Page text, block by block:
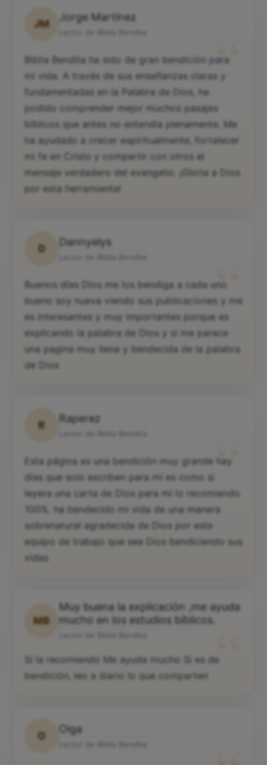
JM
Jorge Martínez
“
Biblia Bendita ha sido de gran bendición para
mi vida. A través de sus enseñanzas claras y
fundamentadas en la Palabra de Dios, he
podido comprender mejor muchos pasajes
bíblicos que antes no entendía plenamente. Me
ha ayudado a crecer espiritualmente, fortalecer
mi fe en Cristo y compartir con otros el
mensaje verdadero del evangelio. ¡Gloria a Dios
por esta herramienta!
D
Dannyelys
“
Buenos días Dios me los bendiga a cada uno
bueno soy nueva viendo sus publicaciones y me
es interesantes y muy importantes porque es
explicando la palabra de Dios y si me parece
una pagina muy llena y bendecida de la palabra
de Dios
R
Raperez
“
Esta página es una bendición muy grande hay
días que solo escriben para mí es como si
leyera una carta de Dios para mi lo recomiendo
100%. ha bendecido mi vida de una manera
sobrenatural agradecida de Dios por este
equipo de trabajo que sea Dios bendiciendo sus
vidas
MB
Muy buena la explicación ,me ayuda
mucho en los estudios bíblicos.“
Si la recomiendo Me ayuda mucho Si es de
bendición, leo a diario lo que comparten
O
Olga